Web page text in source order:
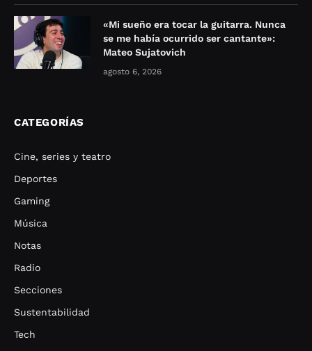
«Mi sueño era tocar la guitarra. Nunca
se me había ocurrido ser cantante»:
Mateo Sujatovich
agosto 6, 2026
CATEGORÍAS
Cine, series y teatro
Deportes
Gaming
Música
Notas
Radio
Secciones
Sustentabilidad
Tech